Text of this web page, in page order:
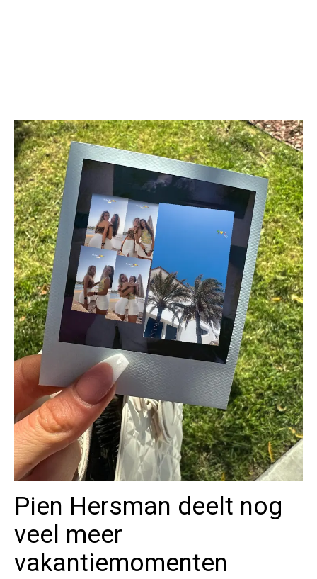
Pien Hersman deelt nog
veel meer
vakantiemomenten